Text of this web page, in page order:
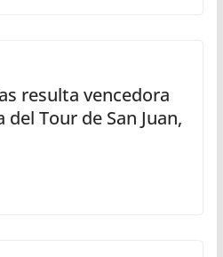
resulta vencedora
Tour de San Juan,